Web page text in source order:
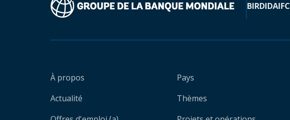
BIRDIDAIFC
À propos
Actualité
Pays
Thèmes